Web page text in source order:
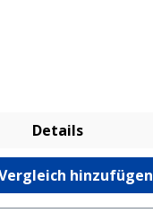
Details
hinzufügen